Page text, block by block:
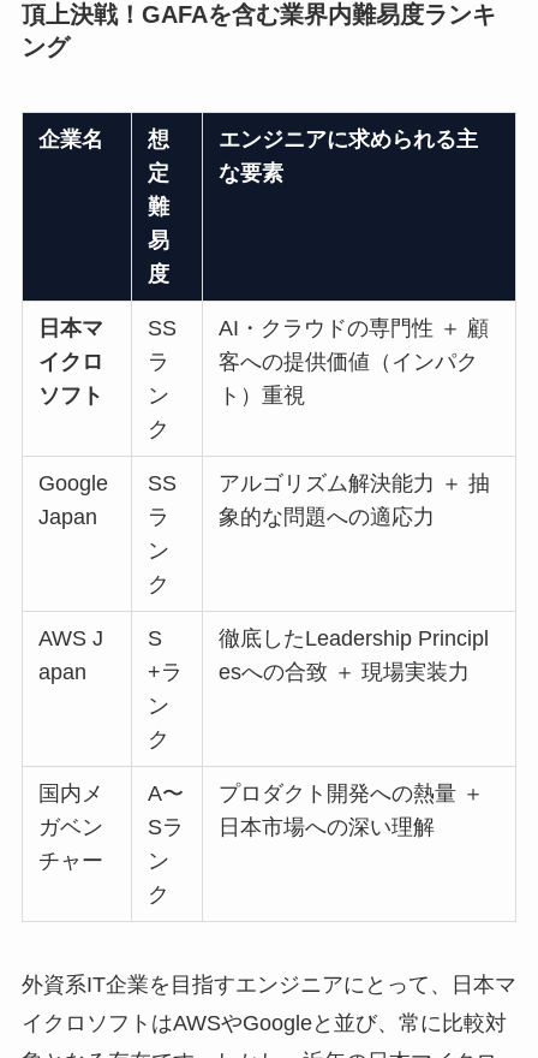
頂上決戦！GAFAを含む業界内難易度ランキ
ング
企業名
想
定
難
易
度
エンジニアに求められる主
な要素
日本マ
イクロ
ソフト
SS
ラ
ン
ク
AI・クラウドの専門性 ＋ 顧
客への提供価値（インパク
ト）重視
Google
Japan
SS
ラ
ン
ク
アルゴリズム解決能力 ＋ 抽
象的な問題への適応力
AWS J
apan
S
+ラ
ン
ク
徹底したLeadership Principl
esへの合致 ＋ 現場実装力
国内メ
ガベン
チャー
A〜
Sラ
ン
ク
プロダクト開発への熱量 ＋
日本市場への深い理解
外資系IT企業を目指すエンジニアにとって、日本マ
イクロソフトはAWSやGoogleと並び、常に比較対